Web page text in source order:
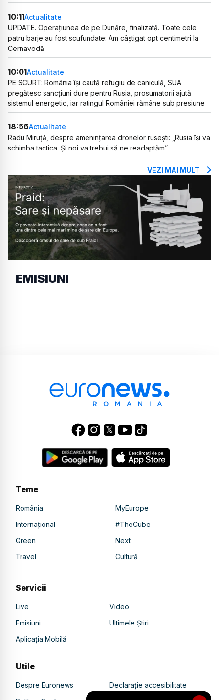
10:11Actualitate
UPDATE. Operațiunea de pe Dunăre, finalizată. Toate cele
patru barje au fost scufundate: Am câștigat opt centimetri la
Cernavodă
10:01Actualitate
PE SCURT: România își caută refugiu de caniculă, SUA
pregătesc sancțiuni dure pentru Rusia, prosumatorii ajută
sistemul energetic, iar ratingul României rămâne sub presiune
18:56Actualitate
Radu Miruță, despre amenințarea dronelor rusești: „Rusia își va
schimba tactica. Și noi va trebui să ne readaptăm”
VEZI MAI MULT
EMISIUNI
Teme
România
MyEurope
Internațional
#TheCube
Green
Next
Travel
Cultură
Servicii
Live
Video
Emisiuni
Ultimele Știri
Aplicația Mobilă
Utile
Despre Euronews
Declarație accesibilitate